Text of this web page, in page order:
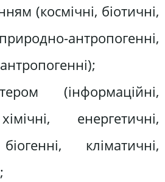
(космічні, біотичні,
антропогенні,
(інформаційні,
енергетичні,
кліматичні,